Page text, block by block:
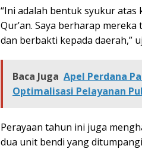
“Ini adalah bentuk syukur
Qur’an. Saya berharap
dan berbakti kepada daerah,”
Baca Juga Apel Perdana
Optimalisasi Pelayanan
Perayaan tahun ini juga
dua unit bendi yang